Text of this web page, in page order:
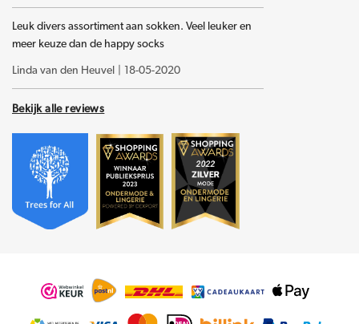
Leuk divers assortiment aan sokken. Veel leuker en
meer keuze dan de happy socks
Linda van den Heuvel 18-05-2020
Bekijk alle reviews